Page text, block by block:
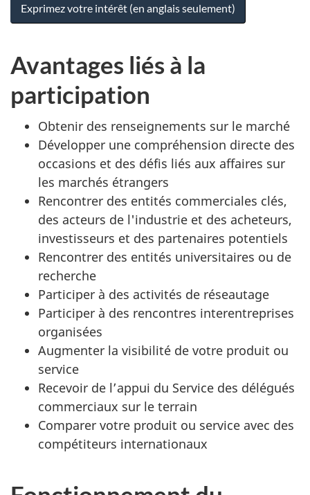
Exprimez votre intérêt (en anglais seulement)
Avantages liés à la
participation
Obtenir des renseignements sur le marché
Développer une compréhension directe des
occasions et des défis liés aux affaires sur
les marchés étrangers
Rencontrer des entités commerciales clés,
des acteurs de l'industrie et des acheteurs,
investisseurs et des partenaires potentiels
Rencontrer des entités universitaires ou de
recherche
Participer à des activités de réseautage
Participer à des rencontres interentreprises
organisées
Augmenter la visibilité de votre produit ou
service
Recevoir de l’appui du Service des délégués
commerciaux sur le terrain
Comparer votre produit ou service avec des
compétiteurs internationaux